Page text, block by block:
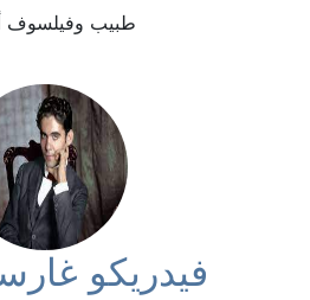
طبيب وفيلسوف
فيدريكو